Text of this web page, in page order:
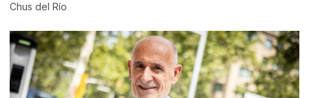
Chus del Río